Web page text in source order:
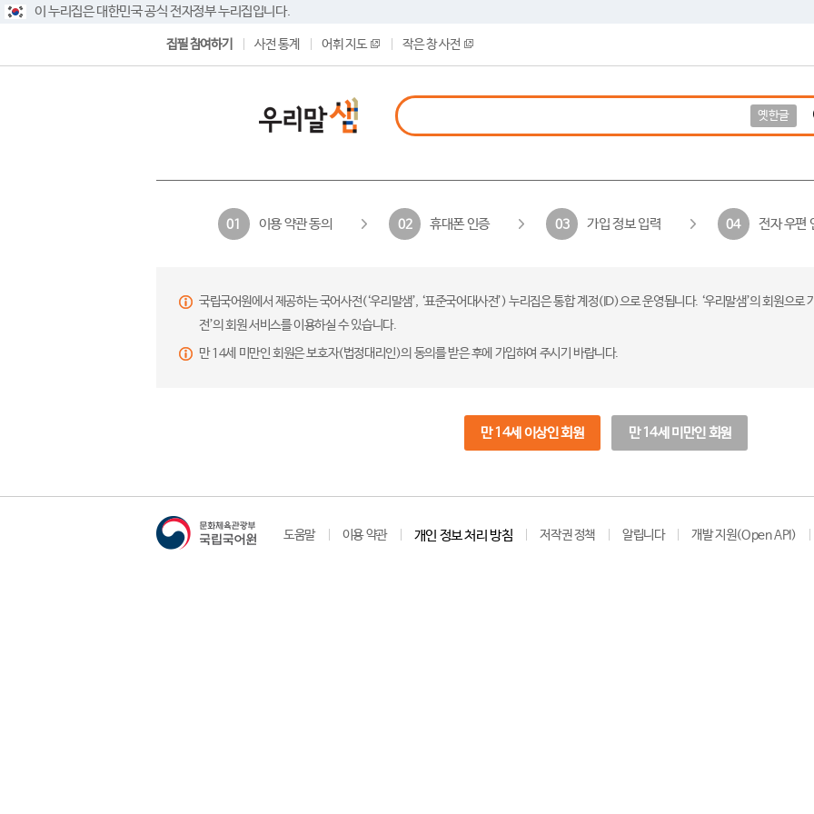
이 누리집은 대한민국 공식 전자정부 누리집입니다.
집필 참여하기 사전 통계 어휘 지도 작은 창 사전
옛한글
01 이용 약관 동의 02 휴대폰 인증 03 가입 정보 입력 04 전자 우편
국립국어원에서 제공하는 국어사전(‘우리말샘’, ‘표준국어대사전’) 누리집은 통합 계정(ID)으로 운영됩니다. ‘우리말샘’의 회원으
전’의 회원 서비스를 이용하실 수 있습니다.
만 14세 미만인 회원은 보호자(법정대리인)의 동의를 받은 후에 가입하여 주시기 바랍니다.
만 14세 이상인 회원 만 14세 미만인 회원
도움말 이용 약관 개인 정보 처리 방침 저작권 정책 알립니다 개발 지원(Open API)